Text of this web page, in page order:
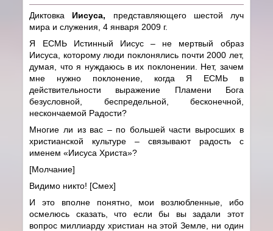
Диктовка Иисуса, представляющего шестой луч
мира и служения, 4 января 2009 г.
Я ЕСМЬ Истинный Иисус – не мертвый образ
Иисуса, которому люди поклонялись почти 2000 лет,
думая, что я нуждаюсь в их поклонении. Нет, зачем
мне нужно поклонение, когда Я ЕСМЬ в
действительности выражение Пламени Бога
безусловной, беспредельной, бесконечной,
нескончаемой Радости?
Многие ли из вас – по большей части выросших в
христианской культуре – связывают радость с
именем «Иисуса Христа»?
[Молчание]
Видимо никто! [Смех]
И это вполне понятно, мои возлюбленные, ибо
осмелюсь сказать, что если бы вы задали этот
вопрос миллиарду христиан на этой Земле, ни один